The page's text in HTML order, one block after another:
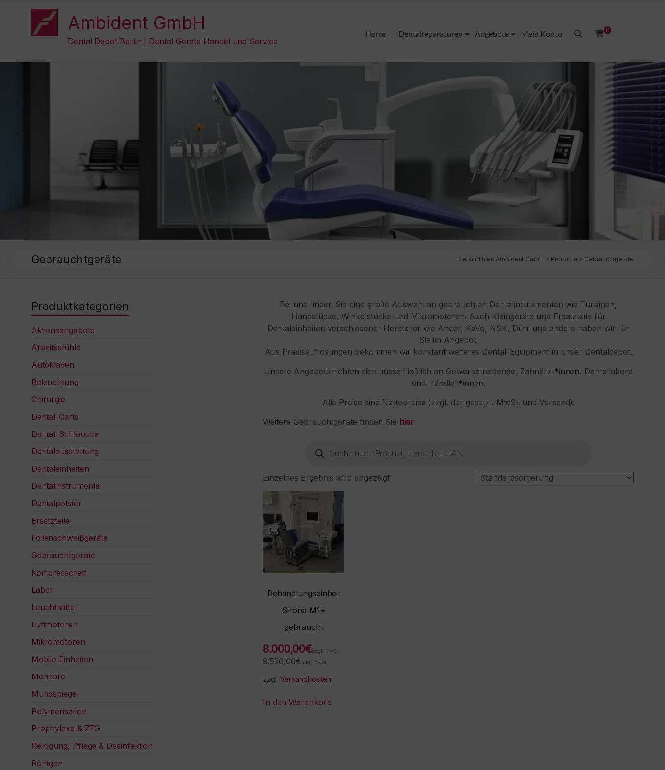
Ambident GmbH
Dental Depot Berlin | Dental Geräte Handel und Service
0
Home Dentalreparaturen Angebote Mein Konto
Gebrauchtgeräte Sie sind hier: Ambident GmbH > Produkte > Gebrauchtgeräte
Bei uns finden Sie eine große Auswahl an gebrauchten Dentalinstrumenten wie Turbinen,
Handstücke, Winkelstücke und Mikromotoren. Auch Kleingeräte und Ersatzteile für
Dentaleinheiten verschiedener Hersteller wie Ancar, KaVo, NSK, Dürr und andere haben wir für
Sie im Angebot.
Aus Praxisauflösungen bekommen wir konstant weiteres Dental-Equipment in unser Dentaldepot.
Unsere Angebote richten sich ausschließlich an Gewerbetreibende, Zahnärzt*innen, Dentallabore
und Händler*innen.
Alle Preise sind Nettopreise (zzgl. der gesetzl. MwSt. und Versand).
Weitere Gebrauchtgeräte finden Sie hier
search
Einzelnes Ergebnis wird angezeigt
Behandlungseinheit
Sirona M1+
gebraucht
8.000,00€zzgl. MwSt.
9.520,00€ inkl. MwSt.
zzgl. Versandkosten
In den Warenkorb
Produktkategorien
Aktionsangebote
Arbeitsstühle
Autoklaven
Beleuchtung
Chirurgie
Dental-Carts
Dental-Schläuche
Dentalausstattung
Dentaleinheiten
Dentalinstrumente
Dentalpolster
Ersatzteile
Folienschweißgeräte
Gebrauchtgeräte
Kompressoren
Labor
Leuchtmittel
Luftmotoren
Mikromotoren
Mobile Einheiten
Monitore
Mundspiegel
Polymerisation
Prophylaxe & ZEG
Reinigung, Pflege & Desinfektion
Röntgen